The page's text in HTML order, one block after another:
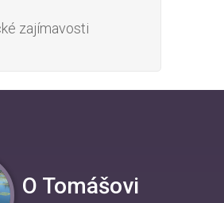
zajímavosti
O Tomášovi